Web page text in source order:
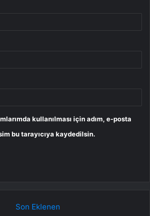
kullanılması için adım, e-posta
bu tarayıcıya kaydedilsin.
Son Eklenen